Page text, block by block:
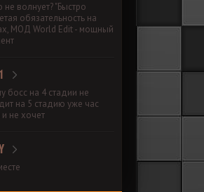
не волнует? "Быстро
обязательность на
МОД World Edit - мощный
босс на 4 стадии не
на 5 стадию уже час
не хочет